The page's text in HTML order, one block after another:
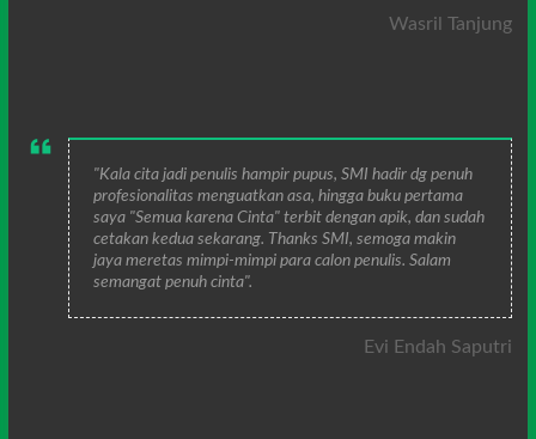
Wasril Tanjung
"Kala cita jadi penulis hampir pupus, SMI hadir dg penuh
profesionalitas menguatkan asa, hingga buku pertama
saya "Semua karena Cinta" terbit dengan apik, dan sudah
cetakan kedua sekarang. Thanks SMI, semoga makin
jaya meretas mimpi-mimpi para calon penulis. Salam
semangat penuh cinta".
Evi Endah Saputri